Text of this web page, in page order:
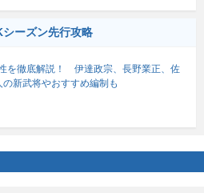
シーズン先行攻略
を徹底解説！ 伊達政宗、長野業正、佐
新武将やおすすめ編制も